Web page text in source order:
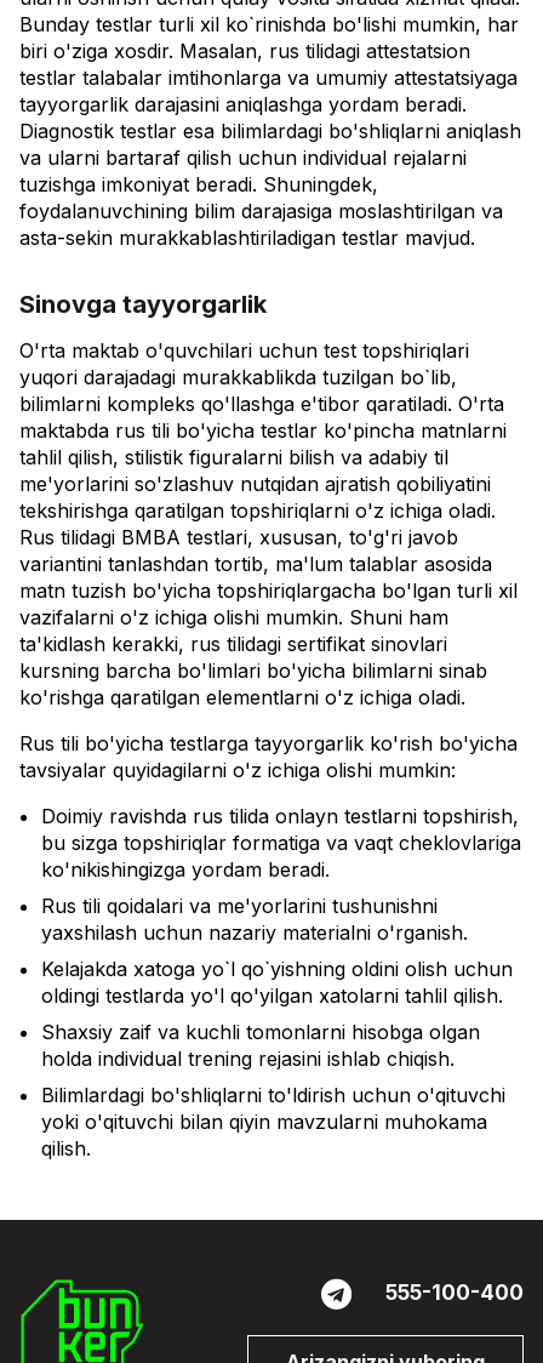
Bunday testlar turli xil ko`rinishda bo'lishi mumkin, har
biri o'ziga xosdir. Masalan, rus tilidagi attestatsion
testlar talabalar imtihonlarga va umumiy attestatsiyaga
tayyorgarlik darajasini aniqlashga yordam beradi.
Diagnostik testlar esa bilimlardagi bo'shliqlarni aniqlash
va ularni bartaraf qilish uchun individual rejalarni
tuzishga imkoniyat beradi. Shuningdek,
foydalanuvchining bilim darajasiga moslashtirilgan va
asta-sekin murakkablashtiriladigan testlar mavjud.
Sinovga tayyorgarlik
O'rta maktab o'quvchilari uchun test topshiriqlari
yuqori darajadagi murakkablikda tuzilgan bo`lib,
bilimlarni kompleks qo'llashga e'tibor qaratiladi. O'rta
maktabda rus tili bo'yicha testlar ko'pincha matnlarni
tahlil qilish, stilistik figuralarni bilish va adabiy til
me'yorlarini so'zlashuv nutqidan ajratish qobiliyatini
tekshirishga qaratilgan topshiriqlarni o'z ichiga oladi.
Rus tilidagi BMBA testlari, xususan, to'g'ri javob
variantini tanlashdan tortib, ma'lum talablar asosida
matn tuzish bo'yicha topshiriqlargacha bo'lgan turli xil
vazifalarni o'z ichiga olishi mumkin. Shuni ham
ta'kidlash kerakki, rus tilidagi sertifikat sinovlari
kursning barcha bo'limlari bo'yicha bilimlarni sinab
ko'rishga qaratilgan elementlarni o'z ichiga oladi.
Rus tili bo'yicha testlarga tayyorgarlik ko'rish bo'yicha
tavsiyalar quyidagilarni o'z ichiga olishi mumkin:
Doimiy ravishda rus tilida onlayn testlarni topshirish,
bu sizga topshiriqlar formatiga va vaqt cheklovlariga
ko'nikishingizga yordam beradi.
Rus tili qoidalari va me'yorlarini tushunishni
yaxshilash uchun nazariy materialni o'rganish.
Kelajakda xatoga yo`l qo`yishning oldini olish uchun
oldingi testlarda yo'l qo'yilgan xatolarni tahlil qilish.
Shaxsiy zaif va kuchli tomonlarni hisobga olgan
holda individual trening rejasini ishlab chiqish.
Bilimlardagi bo'shliqlarni to'ldirish uchun o'qituvchi
yoki o'qituvchi bilan qiyin mavzularni muhokama
qilish.
555-100-400